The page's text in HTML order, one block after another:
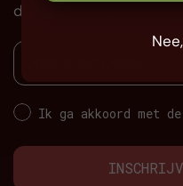
dat je niks mist!
Ik ga akkoord met